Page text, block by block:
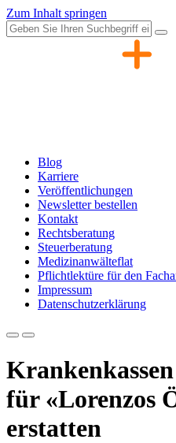
Zum Inhalt springen
Blog
Karriere
Veröffentlichungen
Newsletter bestellen
Kontakt
Rechtsberatung
Steuerberatung
Medizinanwälteflat
Pflichtlektüre für den
Impressum
Datenschutzerklärung
für «Lorenzos
erstatten